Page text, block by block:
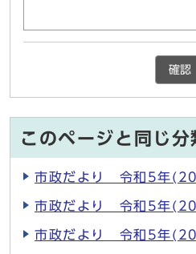
確認
このページと同じ分
市政だより 令和5年
市政だより 令和5年
市政だより 令和5年